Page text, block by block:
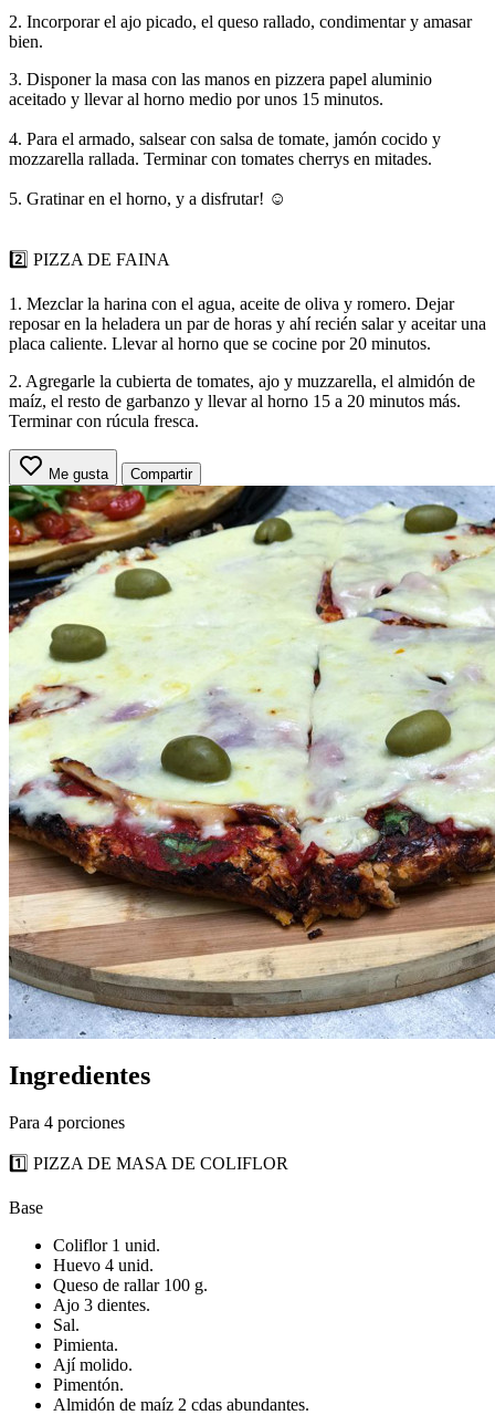
2. Incorporar el ajo picado, el queso rallado, condimentar y amasar
bien.
3. Disponer la masa con las manos en pizzera papel aluminio
aceitado y llevar al horno medio por unos 15 minutos.
4. Para el armado, salsear con salsa de tomate, jamón cocido y
mozzarella rallada. Terminar con tomates cherrys en mitades.
5. Gratinar en el horno, y a disfrutar! ☺️
2️⃣ PIZZA DE FAINA
1. Mezclar la harina con el agua, aceite de oliva y romero. Dejar
reposar en la heladera un par de horas y ahí recién salar y aceitar una
placa caliente. Llevar al horno que se cocine por 20 minutos.
2. Agregarle la cubierta de tomates, ajo y muzzarella, el almidón de
maíz, el resto de garbanzo y llevar al horno 15 a 20 minutos más.
Terminar con rúcula fresca.
Me gusta Compartir
Ingredientes
Para 4 porciones
1️⃣ PIZZA DE MASA DE COLIFLOR
Base
Coliflor 1 unid.
Huevo 4 unid.
Queso de rallar 100 g.
Ajo 3 dientes.
Sal.
Pimienta.
Ají molido.
Pimentón.
Almidón de maíz 2 cdas abundantes.